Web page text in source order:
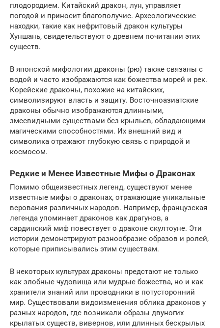
плодородием. Китайский дракон, лун, управляет
погодой и приносит благополучие. Археологические
находки, такие как нефритовый дракон культуры
Хуншань, свидетельствуют о древнем почитании этих
существ.
В японской мифологии драконы (рю) также связаны с
водой и часто изображаются как божества морей и рек.
Корейские драконы, похожие на китайских,
символизируют власть и защиту. Восточноазиатские
драконы обычно изображаются длинными,
змеевидными существами без крыльев, обладающими
магическими способностями. Их внешний вид и
символика отражают глубокую связь с природой и
космосом.
Редкие и Менее Известные Мифы о Драконах
Помимо общеизвестных легенд, существуют менее
известные мифы о драконах, отражающие уникальные
верования различных народов. Например, французская
легенда упоминает драконов как драгунов, а
сардинский миф повествует о драконе скултоуне. Эти
истории демонстрируют разнообразие образов и ролей,
которые приписывались этим существам.
В некоторых культурах драконы предстают не только
как злобные чудовища или мудрые божества, но и как
хранители знаний или проводники в потусторонний
мир. Существовали видоизменения облика драконов у
разных народов, где возникали образы двуногих
крылатых существ, вивернов, или длинных бескрылых